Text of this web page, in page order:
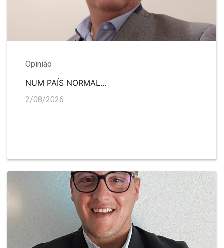
Opinião
NUM PAÍS NORMAL…
2/08/2026